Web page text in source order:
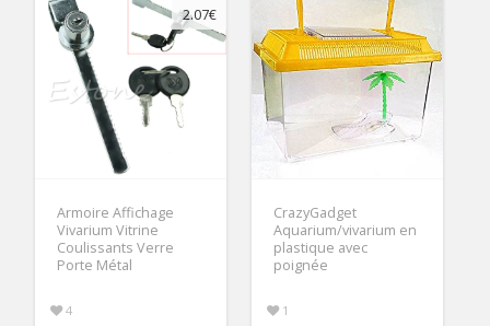
2.07€
Armoire Affichage
Vivarium Vitrine
Coulissants Verre
Porte Métal
4
CrazyGadget
Aquarium/vivarium en
plastique avec
poignée
1